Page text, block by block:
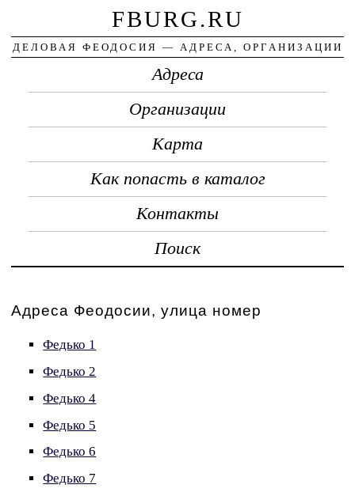
FBURG.RU
ДЕЛОВАЯ ФЕОДОСИЯ — АДРЕСА, ОРГАНИЗАЦИИ
Адреса
Организации
Карта
Как попасть в каталог
Контакты
Поиск
Адреса Феодосии, улица номер
Федько 1
Федько 2
Федько 4
Федько 5
Федько 6
Федько 7